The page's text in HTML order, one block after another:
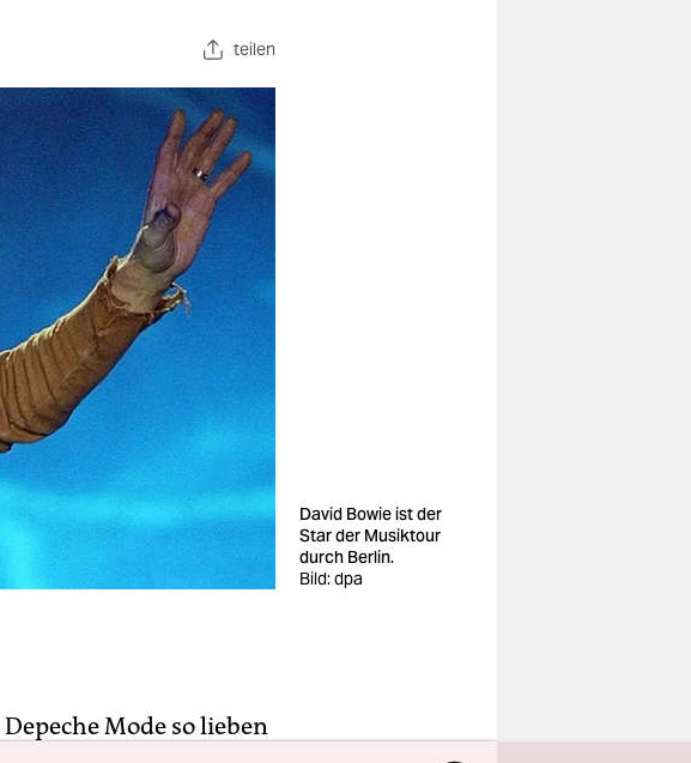
teilen
David Bowie ist der
Star der Musiktour
durch Berlin.
Bild: dpa
Mode so lieben